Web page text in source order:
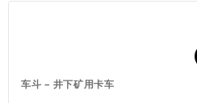
车斗 – 井下矿用卡车